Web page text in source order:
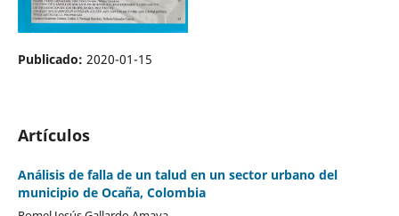
Publicado: 2020-01-15
Artículos
Análisis de falla de un talud en un sector urbano del
municipio de Ocaña, Colombia